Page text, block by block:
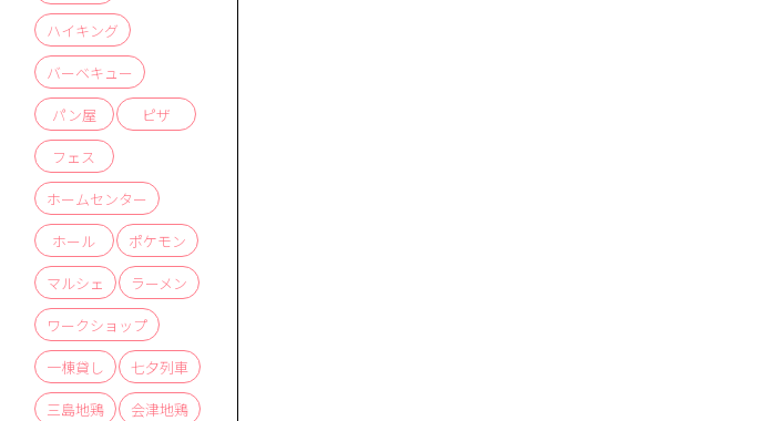
ハイキング
バーベキュー
パン屋
ピザ
フェス
ホームセンター
ホール
ポケモン
マルシェ
ラーメン
ワークショップ
一棟貸し
七夕列車
三島地鶏
会津地鶏